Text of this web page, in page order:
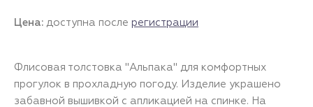
Цена: доступна после регистрации
Флисовая толстовка "Альпака" для комфортных
прогулок в прохладную погоду. Изделие украшено
забавной вышивкой с апликацией на спинке. На